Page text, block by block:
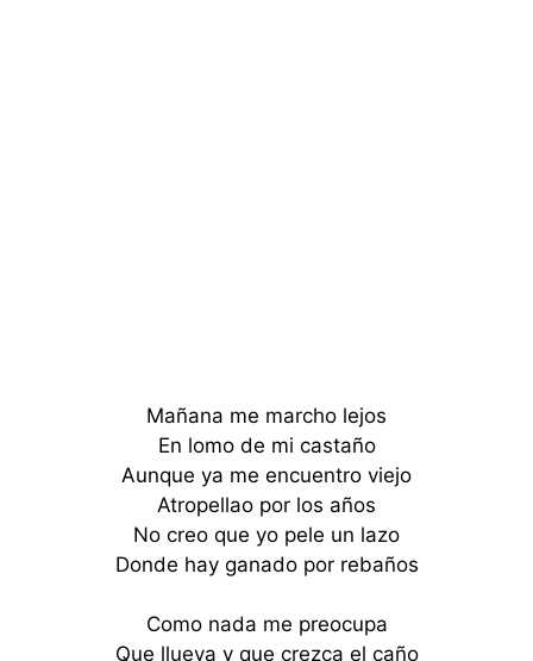
Mañana me marcho lejos
En lomo de mi castaño
Aunque ya me encuentro viejo
Atropellao por los años
No creo que yo pele un lazo
Donde hay ganado por rebaños
Como nada me preocupa
Que llueva y que crezca el caño